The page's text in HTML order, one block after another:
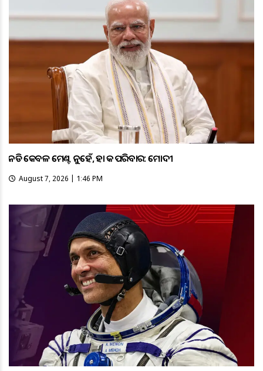
ଏନଡିଏ କେବଳ ମେଣ୍ଟ ନୁହେଁ, ଏହା ଏକ ପରିବାର: ମୋଦୀ
August 7, 2026 | 1:46 PM